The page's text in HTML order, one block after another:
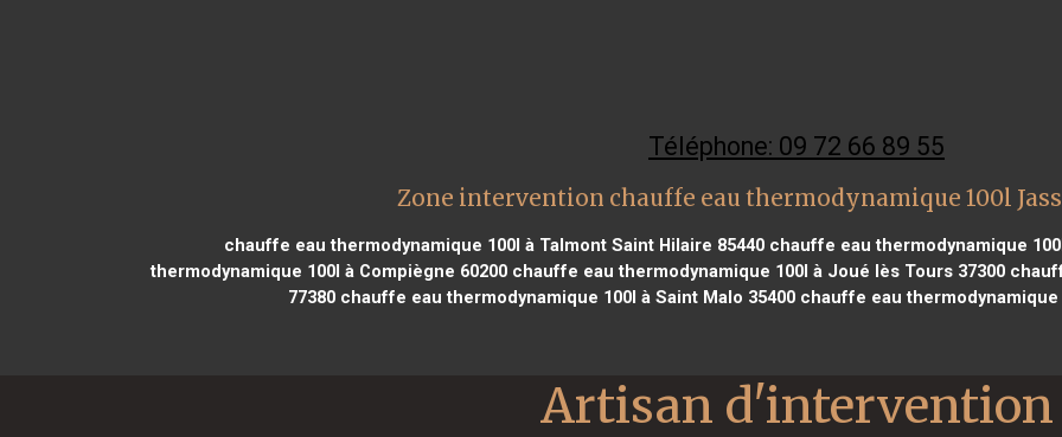
Téléphone: 09 72 66 89 55
Zone intervention chauffe eau thermodynamique 100l
chauffe eau thermodynamique 100l à Talmont Saint Hilaire 85440chauffe eau thermodynamique
thermodynamique 100l à Compiègne 60200chauffe eau thermodynamique 100l à Joué lès Tours 37300
77380 chauffe eau thermodynamique 100l à Saint Malo 35400 chauffe eau thermodynamique
Artisan d'intervention